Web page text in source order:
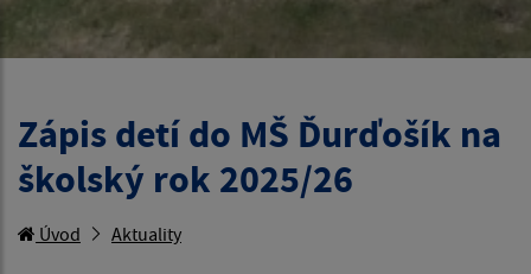
Zápis detí do MŠ Ďurďošík na
školský rok 2025/26
Úvod Aktuality